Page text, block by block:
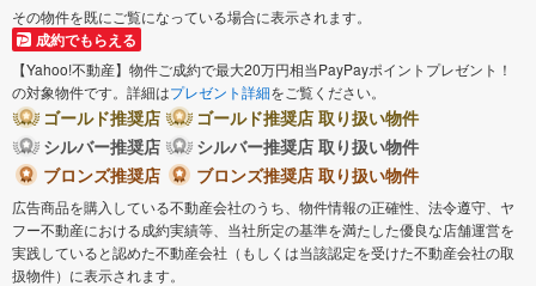
その物件を既にご覧になっている場合に表示されます。
成約でもらえる
【Yahoo!不動産】物件ご成約で最大20万円相当PayPayポイントプレゼント！
の対象物件です。詳細はプレゼント詳細をご覧ください。
ゴールド推奨店
ゴールド推奨店 取り扱い物件
シルバー推奨店
シルバー推奨店 取り扱い物件
ブロンズ推奨店
ブロンズ推奨店 取り扱い物件
広告商品を購入している不動産会社のうち、物件情報の正確性、法令遵守、ヤ
フー不動産における成約実績等、当社所定の基準を満たした優良な店舗運営を
実践していると認めた不動産会社（もしくは当該認定を受けた不動産会社の取
扱物件）に表示されます。